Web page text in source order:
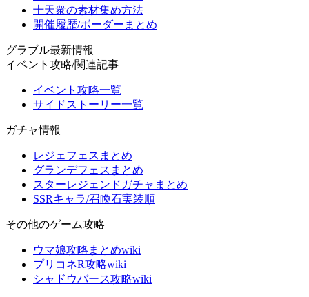
十天衆の素材集め方法
開催履歴/ボーダーまとめ
グラブル最新情報
イベント攻略/関連記事
イベント攻略一覧
サイドストーリー一覧
ガチャ情報
レジェフェスまとめ
グランデフェスまとめ
スターレジェンドガチャまとめ
SSRキャラ/召喚石実装順
その他のゲーム攻略
ウマ娘攻略まとめwiki
プリコネR攻略wiki
シャドウバース攻略wiki